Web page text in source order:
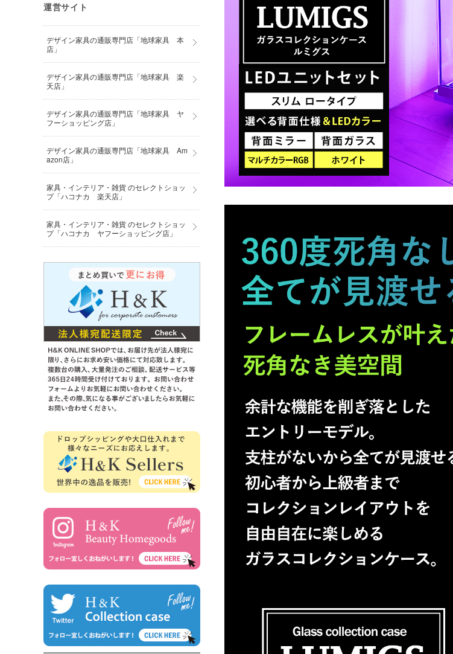
運営サイト
デザイン家具の通販専門店「地球家具 本
店」
デザイン家具の通販専門店「地球家具 楽
天店」
デザイン家具の通販専門店「地球家具 ヤ
フーショッピング店」
デザイン家具の通販専門店「地球家具 Am
azon店」
家具・インテリア・雑貨 のセレクトショッ
プ「ハコナカ 楽天店」
家具・インテリア・雑貨 のセレクトショッ
プ「ハコナカ ヤフーショッピング店」